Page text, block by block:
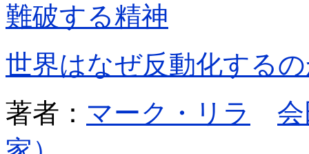
難破する精神
世界はなぜ反動化する
著者： マーク・リラ